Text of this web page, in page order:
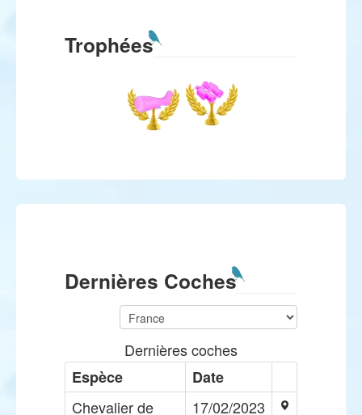
Trophées
Dernières Coches
Dernières coches
Espèce
Date
Chevalier de
17/02/2023